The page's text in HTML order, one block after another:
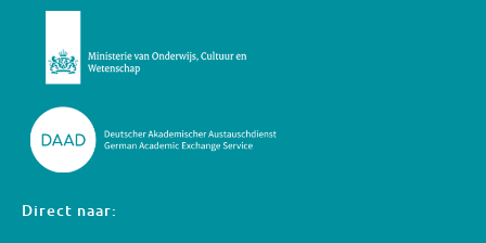
Direct naar: